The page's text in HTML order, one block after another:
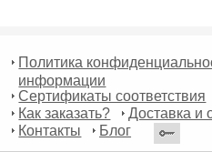
Политика
информации
Сертификаты соответствия
Как заказать?
Доставка и
Контакты
Блог